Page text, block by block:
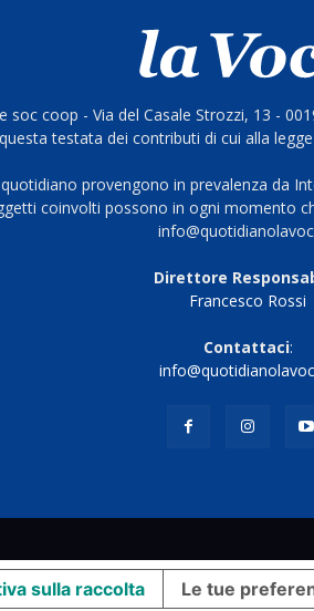
soc coop - Via del Casale Strozzi, 13 -
testata dei contributi di cui alla
provengono in prevalenza da
coinvolti possono in ogni momento
Direttore
Francesco Rossi
Contattaci:
sulla raccolta Le tue